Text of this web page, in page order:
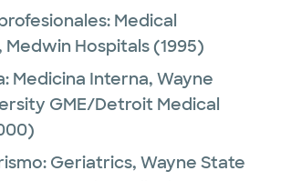
Medical
Medwin Hospitals(1995)
Medicina Interna, Wayne
GME/Detroit Medical
Geriatrics, Wayne State